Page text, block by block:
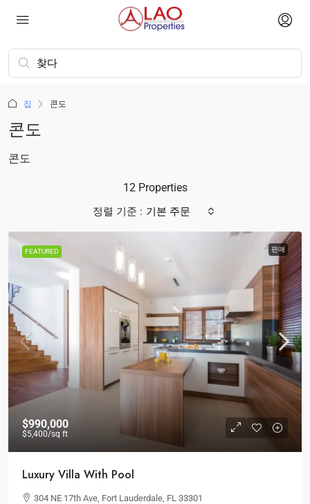
집 콘도
콘도
콘도
12 Properties
정렬 기준 : 기본 주문
FEATURED 판매
$990,000
$5,400/sq ft
Luxury Villa With Pool
304 NE 17th Ave, Fort Lauderdale, FL 33301